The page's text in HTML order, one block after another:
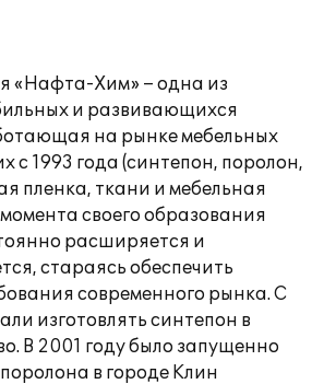
«Нафта-Хим» – одна из
и развивающихся
на рынке мебельных
с 1993 года (синтепон, поролон,
пленка, ткани и мебельная
своего образования
расширяется и
стараясь обеспечить
современного рынка. С
изготовлять синтепон в
В 2001 году было запущенно
в городе Клин